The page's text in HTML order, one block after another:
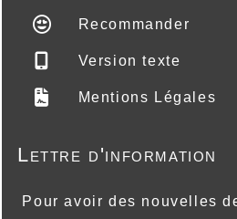
Recommander
Version texte
Mentions Légales
Lettre d'information
Pour avoir des nouvelles